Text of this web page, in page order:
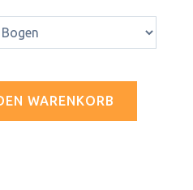
WARENKORB